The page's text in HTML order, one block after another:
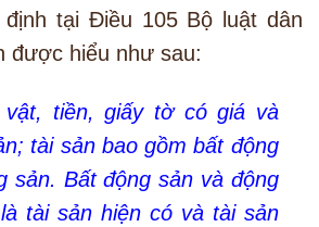
tại Điều 105 Bộ luật dân
được hiểu như sau:
vật, tiền, giấy tờ có giá và
tài sản bao gồm bất động
sản. Bất động sản và động
tài sản hiện có và tài sản